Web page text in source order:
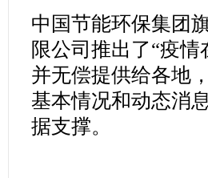
中国节能环保集团
限公司推出了“疫
并无偿提供给各地
基本情况和动态消
据支撑。